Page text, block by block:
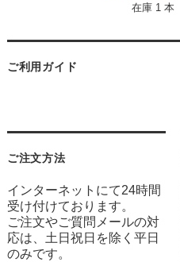
在庫 1 本
ご利用ガイド
ご注文方法
インターネットにて24時間
受け付けております。
ご注文やご質問メールの対
応は、土日祝日を除く平日
のみです。